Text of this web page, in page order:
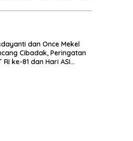
dan Once Mekel
Cibadak, Peringatan
RI ke-81 dan Hari ASI